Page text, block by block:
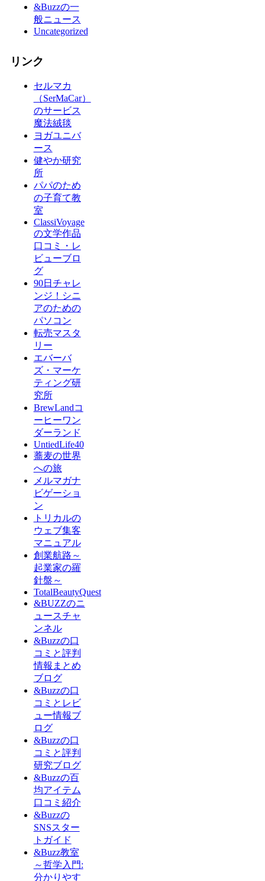
&Buzzの一
般ニュース
Uncategorized
リンク
セルマカ
（SerMaCar）
のサービス
魔法絨毯
ヨガユニバ
ース
健やか研究
所
パパのため
の子育て教
室
ClassiVoyage
の文学作品
口コミ・レ
ビューブロ
グ
90日チャレ
ンジ！シニ
アのための
パソコン
転売マスタ
リー
エバーバ
ズ・マーケ
ティング研
究所
BrewLandコ
ーヒーワン
ダーランド
UntiedLife40
蕎麦の世界
への旅
メルマガナ
ビゲーショ
ン
トリカルの
ウェブ集客
マニュアル
創業航路～
起業家の羅
針盤～
TotalBeautyQuest
&BUZZのニ
ュースチャ
ンネル
&Buzzの口
コミと評判
情報まとめ
ブログ
&Buzzの口
コミとレビ
ュー情報ブ
ログ
&Buzzの口
コミと評判
研究ブログ
&Buzzの百
均アイテム
口コミ紹介
&Buzzの
SNSスター
トガイド
&Buzz教室
～哲学入門:
分かりやす